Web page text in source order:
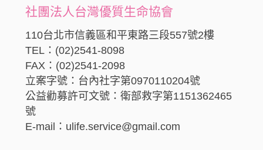
社團法人台灣優質生命協會
110台北市信義區和平東路三段557號2樓
TEL：(02)2541-8098
FAX：(02)2541-2098
立案字號：台內社字第0970110204號
公益勸募許可文號：衛部救字第1151362465
號
E-mail：ulife.service@gmail.com